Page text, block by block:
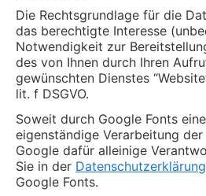
Die Rechtsgrundlage für die
das berechtigte Interesse
Notwendigkeit zur
des von Ihnen durch Ihren
gewünschten Dienstes
lit. f DSGVO.
Soweit durch Google Fonts
eigenständige Verarbeitung
Google dafür alleinige
Sie in der Datenschutzerklärung
Google Fonts.